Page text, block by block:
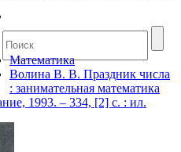
Математика
Волина В. В. Праздник числа
: занимательная математика
1993. – 334, [2] с. : ил.